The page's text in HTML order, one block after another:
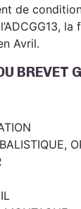
de
Avril.
BREVET